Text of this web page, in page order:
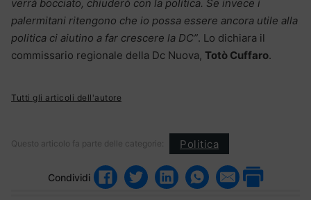
verrà bocciato, chiuderò con la politica. Se invece i
palermitani ritengono che io possa essere ancora utile alla
politica ci aiutino a far crescere la DC”. Lo dichiara il
commissario regionale della Dc Nuova, Totò Cuffaro.
Tutti gli articoli dell'autore
Questo articolo fa parte delle categorie: Politica
Condividi